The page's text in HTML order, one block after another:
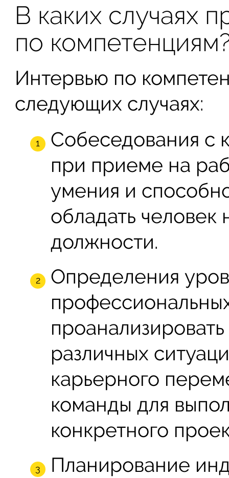
В каких случаях
по
Интервью по
следующих случаях:
Собеседования с
при приеме на
умения и
обладать
должности.
Определения
различных
карьерного
команды для
конкретного
Планирование